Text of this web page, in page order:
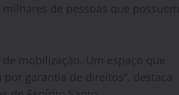
de pessoas que possuem
mobilização. Um espaço que
garantia de direitos”, destaca